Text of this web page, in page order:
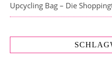
Upcycling Bag – Die